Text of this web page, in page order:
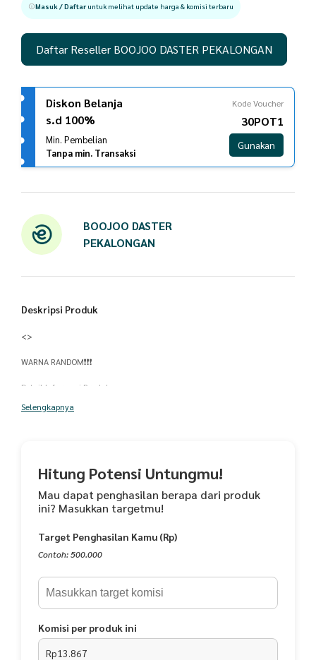
Masuk / Daftaruntuk melihat update harga & komisi terbaru
Daftar Reseller BOOJOO DASTER PEKALONGAN
Diskon Belanja
s.d 100%
Min. Pembelian
Tanpa min. Transaksi
Kode Voucher
30POT1
Gunakan
BOOJOO DASTER
PEKALONGAN
Deskripsi Produk
<>
WARNA RANDOM❗❗❗
Detail Informasi Produk:
- Lingkar Dada 90-95cm
Material produk:
Saran Pencucian:
- Dicuci Dengan Tangan Saja
Selengkapnya
Hitung Potensi Untungmu!
Mau dapat penghasilan berapa dari produk
ini? Masukkan targetmu!
Target Penghasilan Kamu (Rp)
Contoh: 500.000
Komisi per produk ini
Rp13.867